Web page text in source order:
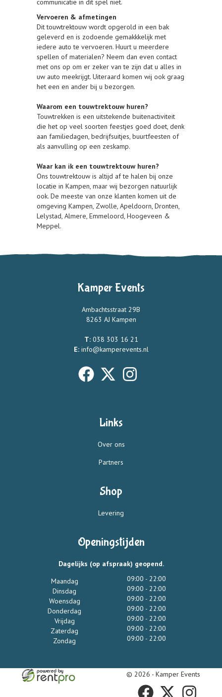
communicatie in dit spel niet.
Vervoeren & afmetingen
Dit touwtrektouw wordt opgerold in een bak
geleverd en is zodoende gemakkkelijk met
iedere auto te vervoeren. Huurt u meerdere
spellen of materialen? Neem dan even contact
met ons op om er zeker van te zijn dat u alles in
uw auto meekrijgt. Uiteraard komen wij ook graag
het een en ander bij u bezorgen.
Waarom een touwtrektouw huren?
Touwtrekken is een uitstekende buitenactiviteit
die het op veel soorten feestjes goed doet, denk
aan familiedagen, bedrijfsuitjes, buurtfeesten of
als aanvulling op een zeskamp.
Waar kan ik een touwtrektouw huren?
Ons touwtrektouw is altijd af te halen bij onze
locatie in Kampen, maar wij bezorgen natuurlijk
ook. De meeste van onze klanten komen uit de
omgeving Kampen, Zwolle, Apeldoorn, Dronten,
Lelystad, Almere, Emmeloord, Hoogeveen &
Meppel.
Kamper Events
Ambachtsstraat 29B
8263 AJ Kampen
T: 038 303 16 21
E: info@kamperevents.nl
Links
Over ons
Partners
Shop
Levering
Openingstijden
Dagelijks (op afspraak) geopend.
Maandag
Dinsdag
Woensdag
Donderdag
Vrijdag
Zaterdag
Zondag
09:00 - 22:00
09:00 - 22:00
09:00 - 22:00
09:00 - 22:00
09:00 - 22:00
09:00 - 22:00
09:00 - 22:00
© 2026 - Kamper Events
facebooktwitter instagram